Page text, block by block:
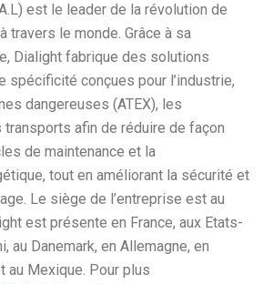
est le leader de la révolution de
travers le monde. Grâce à sa
Dialight fabrique des solutions
spécificité conçues pour l’industrie,
dangereuses (ATEX), les
afin de réduire de façon
de maintenance et la
tout en améliorant la sécurité et
Le siège de l’entreprise est au
est présente en France, aux Etats-
au Danemark, en Allemagne, en
au Mexique. Pour plus